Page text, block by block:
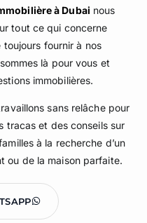
à Dubai nous
tout ce qui concerne
toujours fournir à nos
là pour vous et
immobilières.
sans relâche pour
tracas et des conseils sur
à la recherche d’un
ou de la maison parfaite.